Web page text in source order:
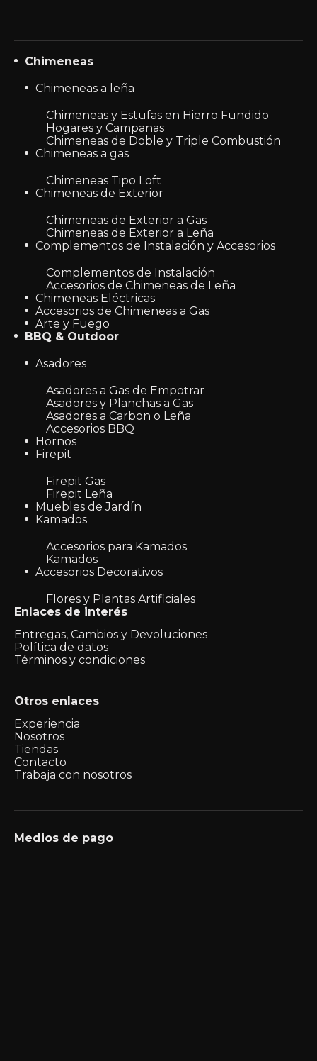
Chimeneas
Chimeneas a leña
Chimeneas y Estufas en Hierro Fundido
Hogares y Campanas
Chimeneas de Doble y Triple Combustión
Chimeneas a gas
Chimeneas Tipo Loft
Chimeneas de Exterior
Chimeneas de Exterior a Gas
Chimeneas de Exterior a Leña
Complementos de Instalación y Accesorios
Complementos de Instalación
Accesorios de Chimeneas de Leña
Chimeneas Eléctricas
Accesorios de Chimeneas a Gas
Arte y Fuego
BBQ & Outdoor
Asadores
Asadores a Gas de Empotrar
Asadores y Planchas a Gas
Asadores a Carbon o Leña
Accesorios BBQ
Hornos
Firepit
Firepit Gas
Firepit Leña
Muebles de Jardín
Kamados
Accesorios para Kamados
Kamados
Accesorios Decorativos
Flores y Plantas Artificiales
Enlaces de interés
Entregas, Cambios y Devoluciones
Política de datos
Términos y condiciones
Otros enlaces
Experiencia
Nosotros
Tiendas
Contacto
Trabaja con nosotros
Medios de pago